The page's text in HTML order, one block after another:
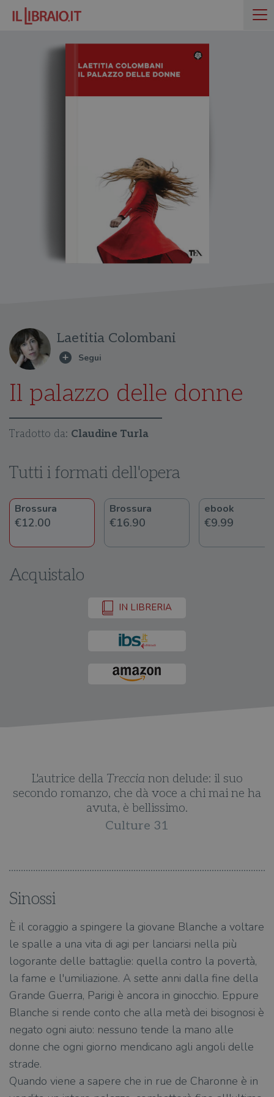
Laetitia Colombani
Il palazzo delle donne
Tradotto da: Claudine Turla
Tutti i formati dell'opera
Brossura
€12.00
Brossura
€16.90
ebook
€9.99
Acquistalo
IN LIBRERIA
L'autrice della Treccia non delude: il suo
secondo romanzo, che dà voce a chi mai ne ha
avuta, è bellissimo.
Culture 31
Sinossi
È il coraggio a spingere la giovane Blanche a voltare
le spalle a una vita di agi per lanciarsi nella più
logorante delle battaglie: quella contro la povertà,
la fame e l'umiliazione. A sette anni dalla fine della
Grande Guerra, Parigi è ancora in ginocchio. Eppure
Blanche si rende conto che alla metà dei bisognosi è
negato ogni aiuto: nessuno tende la mano alle
donne che ogni giorno mendicano agli angoli delle
strade.
Quando viene a sapere che in rue de Charonne è in